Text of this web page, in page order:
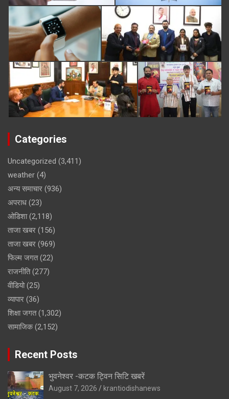
Categories
Uncategorized (3,411)
weather (4)
अन्य समाचार (936)
अपराध (23)
ओडिशा(2,118)
ताजा खबर (156)
ताजा खबर (969)
फिल्म जगत(22)
राजनीति(277)
वीडियो(25)
व्यापार (36)
शिक्षा जगत(1,302)
सामाजिक(2,152)
Recent Posts
भुवनेश्वर -कटक ट्विन सिटि खबरें
August 7, 2026 krantiodishanews